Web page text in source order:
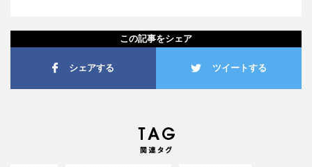
この記事をシェア
シェアする ツイートする